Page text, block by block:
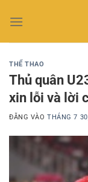
qua
THỂ THAO
Thủ quân
xin lỗi và lời
ĐĂNG VÀOTHÁNG 7